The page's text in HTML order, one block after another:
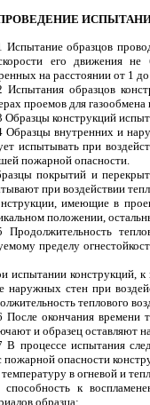
Испытание образцов
его движения
на расстоянии от 1
Испытания образцов
проемов для
Образцы конструкций
Образцы внутренних и
испытывать при
пожарной опасности.
покрытий и
при воздействии
имеющие в
положении,
Продолжительность
пределу
испытании конструкций, к
наружных стен при
теплового
После окончания времени
и образец оставляют
В процессе испытания
пожарной опасности
в огневой и
к
образца;